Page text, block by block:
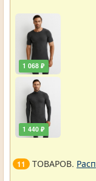
1 068 ₽
1 440 ₽
11 ТОВАРОВ.